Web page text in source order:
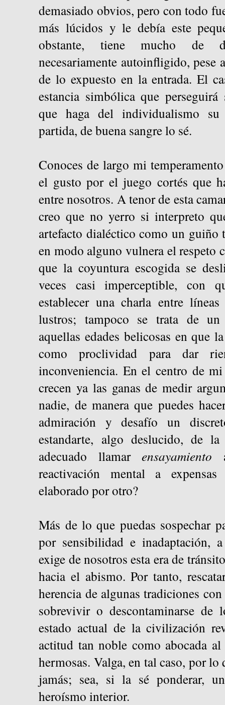
demasiado obvios, pero con todo
más lúcidos y le debía este
obstante, tiene mucho de
necesariamente autoinfligido, pese
de lo expuesto en la entrada. El
estancia simbólica que
que haga del individualismo su
partida, de buena sangre lo sé.
Conoces de largo mi
el gusto por el juego cortés que
entre nosotros. A tenor de esta
creo que no yerro si interpreto
artefacto dialéctico como un guiño
en modo alguno vulnera el respeto
que la coyuntura escogida se
veces casi imperceptible, con
establecer una charla entre
lustros; tampoco se trata de
aquellas edades belicosas en que
como proclividad para dar
inconveniencia. En el centro de
crecen ya las ganas de medir
nadie, de manera que puedes
admiración y desafío un
estandarte, algo deslucido, de
adecuado llamarensayamiento
reactivación mental a
elaborado por otro?
Más de lo que puedas sospechar
por sensibilidad e inadaptación,
exige de nosotros esta era de
hacia el abismo. Por tanto,
herencia de algunas tradiciones
sobrevivir o descontaminarse de
estado actual de la civilización
actitud tan noble como abocada al
hermosas. Valga, en tal caso, por lo
jamás; sea, si la sé ponderar,
heroísmo interior.